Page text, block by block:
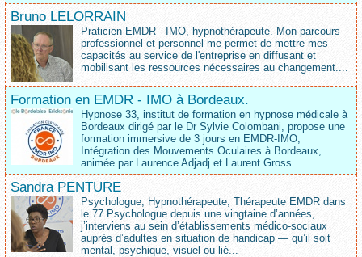
Bruno LELORRAIN
Praticien EMDR - IMO, hypnothérapeute. Mon parcours
professionnel et personnel me permet de mettre mes
capacités au service de l'entreprise en diffusant et
mobilisant les ressources nécessaires au changement....
Formation en EMDR - IMO à Bordeaux.
Hypnose 33, institut de formation en hypnose médicale à
Bordeaux dirigé par le Dr Sylvie Colombani, propose une
formation immersive de 3 jours en EMDR-IMO,
Intégration des Mouvements Oculaires à Bordeaux,
animée par Laurence Adjadj et Laurent Gross....
Sandra PENTURE
Psychologue, Hypnothérapeute, Thérapeute EMDR dans
le 77 Psychologue depuis une vingtaine d’années,
j’interviens au sein d’établissements médico‑sociaux
auprès d’adultes en situation de handicap — qu’il soit
mental, psychique, visuel ou lié...